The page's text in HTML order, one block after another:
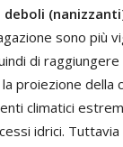
sono più
di
proiezione della
climatici
idrici. Tuttavia